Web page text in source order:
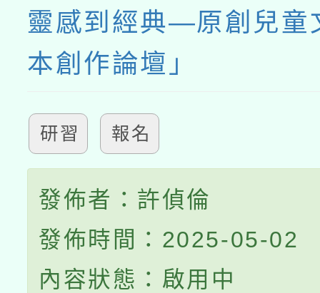
靈感到經典—原創兒童
本創作論壇」
研習 報名
發佈者：許偵倫
發佈時間：2025-05-02
內容狀態：啟用中